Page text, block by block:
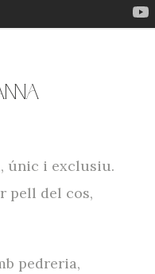
únic i exclusiu.
pell del cos,
pedreria,